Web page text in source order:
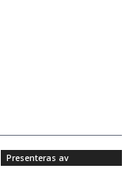
Presenteras av